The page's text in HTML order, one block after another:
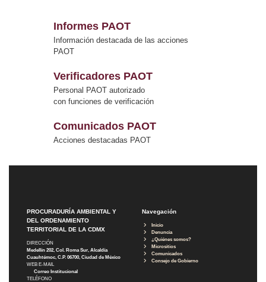
Informes PAOT
Información destacada de las acciones
PAOT
Verificadores PAOT
Personal PAOT autorizado
con funciones de verificación
Comunicados PAOT
Acciones destacadas PAOT
PROCURADURÍA AMBIENTAL Y
DEL ORDENAMIENTO
TERRITORIAL DE LA CDMX
DIRECCIÓN
Medellín 202, Col. Roma Sur, Alcaldía
Cuauhtémoc, C.P. 06700, Ciudad de México
WEB E-MAIL
Correo Institucional
TELÉFONO
Navegación
Inicio
Denuncia
¿Quiénes somos?
Micrositios
Comunicados
Consejo de Gobierno